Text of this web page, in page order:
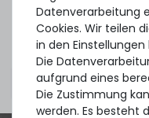
von Servern
unterstützt wird.
vor dem Kauf in
Datenverarbeitung
Cookies. Wir teilen
in den
Die
aufgrund eines
Die Zustimmung
werden. Es besteht